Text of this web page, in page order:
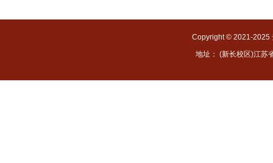
Copyright © 2021-2025
地址： (新长校区)江苏